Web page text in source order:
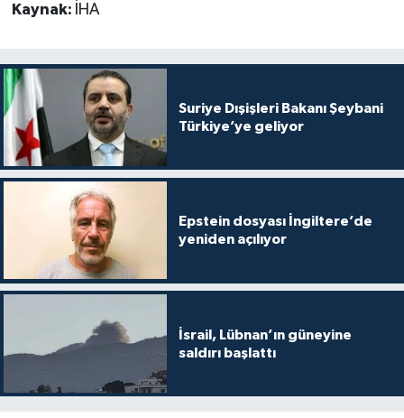
Kaynak: İHA
Suriye Dışişleri Bakanı Şeybani
Türkiye’ye geliyor
Epstein dosyası İngiltere’de
yeniden açılıyor
İsrail, Lübnan’ın güneyine
saldırı başlattı